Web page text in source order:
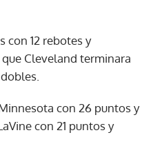
con 12 rebotes y
Cleveland terminara
con 26 puntos y
con 21 puntos y